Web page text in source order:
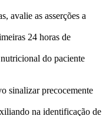
avalie as asserções a
24 horas de
do paciente
sinalizar precocemente
na identificação de